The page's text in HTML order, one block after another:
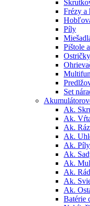
Frézy a
Píly
Pištole
Ostričky
Set
Ak.
Ak.
Ak.
Ak.
Ak. Píly
Ak.
Ak.
Ak.
Ak.
Ak.
Batérie